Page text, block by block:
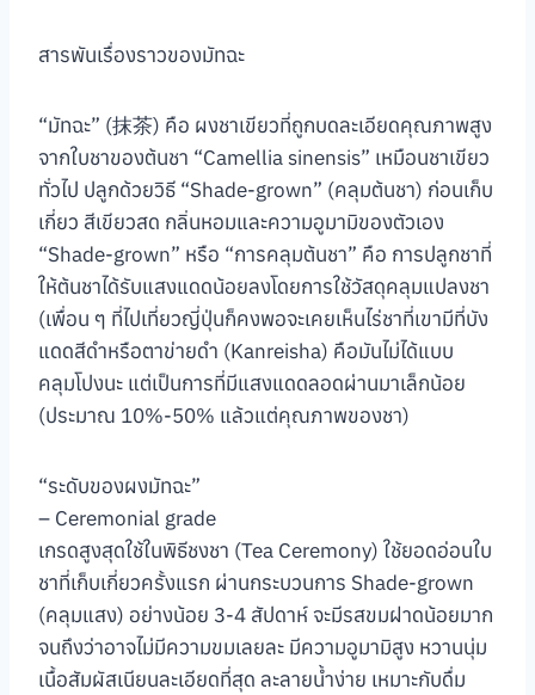
สารพันเรื่องราวของมัทฉะ
“มัทฉะ” (抹茶) คือ ผงชาเขียวที่ถูกบดละเอียดคุณภาพสูง
จากใบชาของต้นชา “Camellia sinensis” เหมือนชาเขียว
ทั่วไป ปลูกด้วยวิธี “Shade-grown” (คลุมต้นชา) ก่อนเก็บ
เกี่ยว สีเขียวสด กลิ่นหอมและความอูมามิของตัวเอง
“Shade-grown” หรือ “การคลุมต้นชา” คือ การปลูกชาที่
ให้ต้นชาได้รับแสงแดดน้อยลงโดยการใช้วัสดุคลุมแปลงชา
(เพื่อน ๆ ที่ไปเที่ยวญี่ปุ่นก็คงพอจะเคยเห็นไร่ชาที่เขามีที่บัง
แดดสีดำหรือตาข่ายดำ (Kanreisha) คือมันไม่ได้แบบ
คลุมโปงนะ แต่เป็นการที่มีแสงแดดลอดผ่านมาเล็กน้อย
(ประมาณ 10%-50% แล้วแต่คุณภาพของชา)
“ระดับของผงมัทฉะ”
– Ceremonial grade
เกรดสูงสุดใช้ในพิธีชงชา (Tea Ceremony) ใช้ยอดอ่อนใบ
ชาที่เก็บเกี่ยวครั้งแรก ผ่านกระบวนการ Shade-grown
(คลุมแสง) อย่างน้อย 3-4 สัปดาห์ จะมีรสขมฝาดน้อยมาก
จนถึงว่าอาจไม่มีความขมเลยละ มีความอูมามิสูง หวานนุ่ม
เนื้อสัมผัสเนียนละเอียดที่สุด ละลายน้ำง่าย เหมาะกับดื่ม